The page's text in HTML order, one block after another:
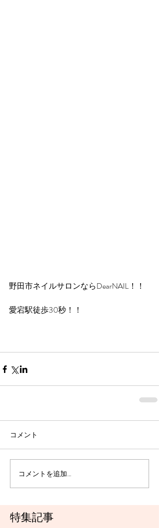
特集記事
野田市ネイルサロンならDearNAIL！！
愛宕駅徒歩30秒！！
コメント
コメントを追加…